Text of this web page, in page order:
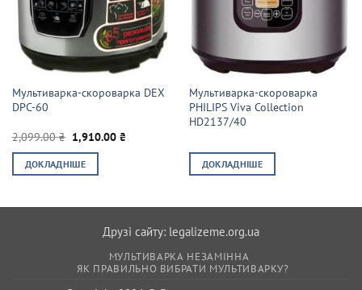
Мультиварка-скороварка DEX
DPC-60
2,099.00₴ Оригінальна
ціна:
2,099.00 ₴.
1,910.00₴
ДОКЛАДНІШЕ
Мультиварка-скороварка
PHILIPS Viva Collection
HD2137/40
ДОКЛАДНІШЕ
Друзі сайту: legalizeme.org.ua
МУЛЬТИВАРКА НЕЗАМІННА
ЯК ПРАВИЛЬНО ВИБРАТИ МУЛЬТИВАРКУ?